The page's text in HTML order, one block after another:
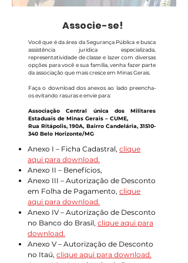
Associe-se!
Você que é da área da Segurança Pública e busca
assistência jurídica especializada,
representatividade de classe e lazer com diversas
opções para você e sua família, venha fazer parte
da associação que mais cresce em Minas Gerais.
Faça o download dos anexos ao lado preencha-
os evitando rasuras e envie para:
Associação Central única dos Militares
Estaduais de Minas Gerais – CUME,
Rua Ritápolis, 190A, Bairro Candelária, 31510-
340 Belo Horizonte/MG
Anexo I – Ficha Cadastral, clique
aqui para download.
Anexo II – Benefícios,
Anexo III – Autorização de Desconto
em Folha de Pagamento, clique
aqui para download.
Anexo IV – Autorização de Desconto
no Banco do Brasil, clique aqui para
download.
Anexo V – Autorização de Desconto
no Itaú, clique aqui para download.